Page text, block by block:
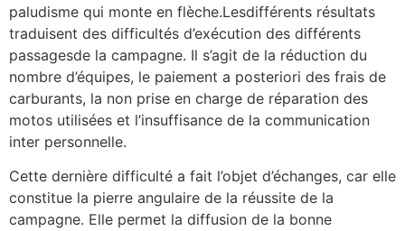
paludisme qui monte en flèche.Lesdifférents résultats
traduisent des difficultés d’exécution des différents
passagesde la campagne. Il s’agit de la réduction du
nombre d’équipes, le paiement a posteriori des frais de
carburants, la non prise en charge de réparation des
motos utilisées et l’insuffisance de la communication
inter personnelle.
Cette dernière difficulté a fait l’objet d’échanges, car elle
constitue la pierre angulaire de la réussite de la
campagne. Elle permet la diffusion de la bonne